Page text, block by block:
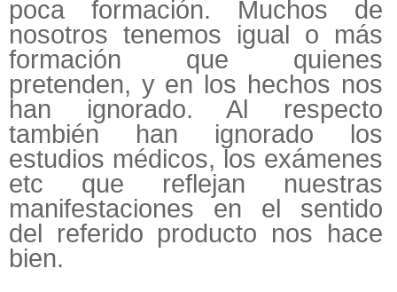
poca formación. Muchos de
nosotros tenemos igual o más
formación que quienes
pretenden, y en los hechos nos
han ignorado. Al respecto
también han ignorado los
estudios médicos, los exámenes
etc que reflejan nuestras
manifestaciones en el sentido
del referido producto nos hace
bien.